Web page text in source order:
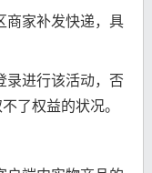
商家补发快递，具
录进行该活动，否
了权益的状况。